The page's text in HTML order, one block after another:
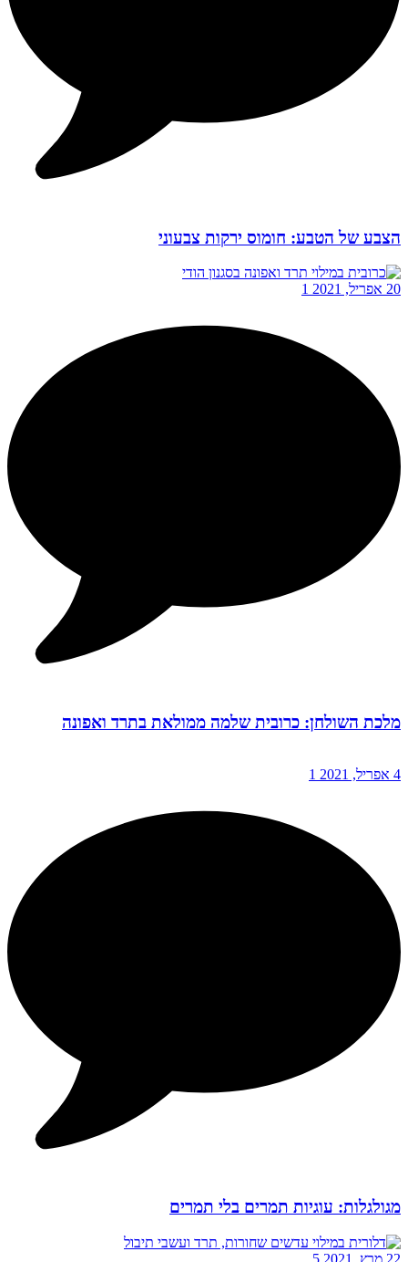
הצבע של הטבע: חומוס ירקות צבעוני
20 אפריל, 2021 1
מלכת השולחן: כרובית שלמה ממולאת בתרד ואפונה
4 אפריל, 2021 1
מגולגלות: עוגיות תמרים בלי תמרים